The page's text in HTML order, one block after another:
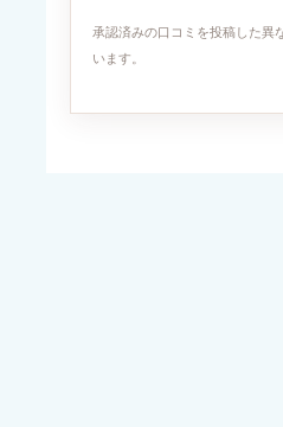
承認済みの口コミを投稿した異
います。